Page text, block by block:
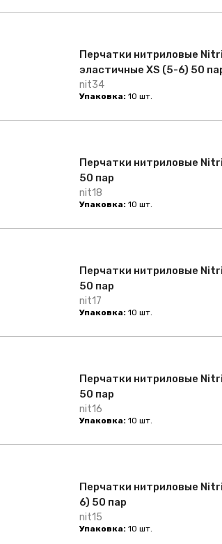
Перчатки нитриловые
эластичные XS (5-6) 50
nit34
Упаковка: 10 шт.
Перчатки нитриловые
50 пар
nit18
Упаковка: 10 шт.
Перчатки нитриловые
50 пар
nit17
Упаковка: 10 шт.
Перчатки нитриловые
50 пар
nit16
Упаковка: 10 шт.
Перчатки нитриловые
6) 50 пар
nit15
Упаковка: 10 шт.